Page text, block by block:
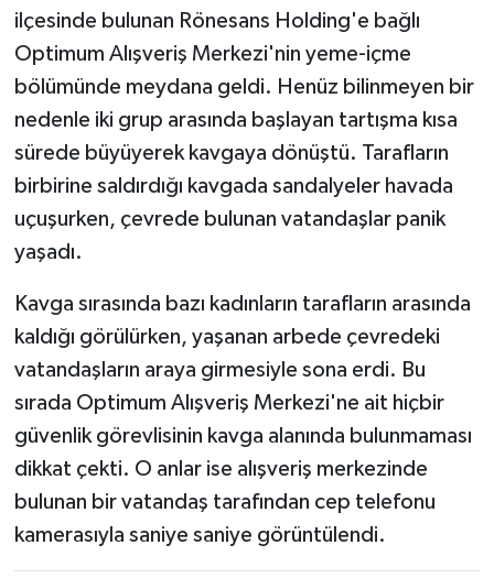
ilçesinde bulunan Rönesans Holding'e bağlı
Optimum Alışveriş Merkezi'nin yeme-içme
bölümünde meydana geldi. Henüz bilinmeyen bir
nedenle iki grup arasında başlayan tartışma kısa
sürede büyüyerek kavgaya dönüştü. Tarafların
birbirine saldırdığı kavgada sandalyeler havada
uçuşurken, çevrede bulunan vatandaşlar panik
yaşadı.
Kavga sırasında bazı kadınların tarafların arasında
kaldığı görülürken, yaşanan arbede çevredeki
vatandaşların araya girmesiyle sona erdi. Bu
sırada Optimum Alışveriş Merkezi'ne ait hiçbir
güvenlik görevlisinin kavga alanında bulunmaması
dikkat çekti. O anlar ise alışveriş merkezinde
bulunan bir vatandaş tarafından cep telefonu
kamerasıyla saniye saniye görüntülendi.